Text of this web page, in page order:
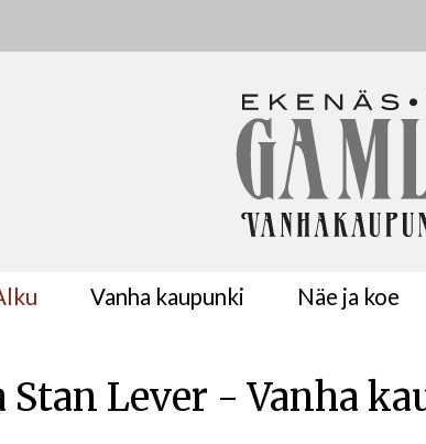
Vanha kaupunki Näe ja koe
Stan Lever - Vanha